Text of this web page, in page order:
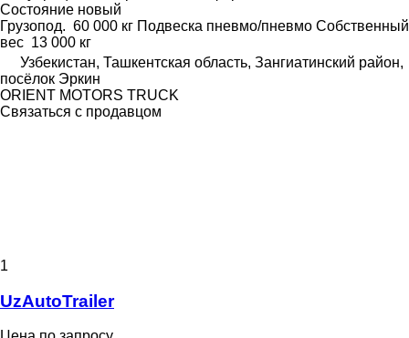
Состояние новый
Грузопод. 60 000 кг Подвеска пневмо/пневмо Собственный
вес 13 000 кг
Узбекистан, Ташкентская область, Зангиатинский район,
посёлок Эркин
ORIENT MOTORS TRUCK
Связаться с продавцом
1
UzAutoTrailer